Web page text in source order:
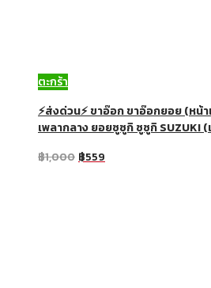
ตะกร้า
⚡ส่งด่วน⚡ ขาอ๊อก ขาอ๊อกยอย (ห
เพลากลาง ยอยซูซูกิ ซูซูกิ SUZUKI
฿1,000฿559